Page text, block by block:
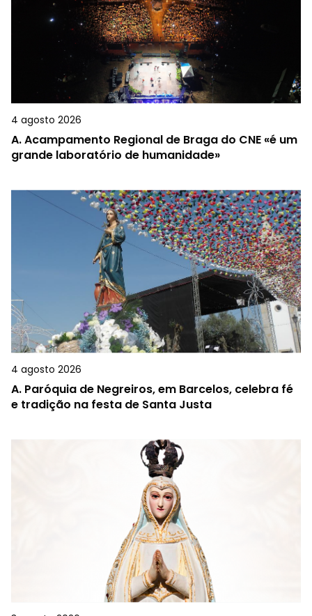
4 agosto 2026
A.Acampamento Regional de Braga do CNE «é um
grande laboratório de humanidade»
4 agosto 2026
A. Paróquia de Negreiros, em Barcelos, celebra fé
e tradição na festa de Santa Justa